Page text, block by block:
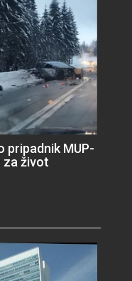
pripadnik MUP-
za život